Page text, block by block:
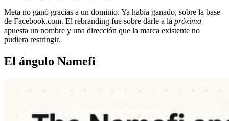
Meta no ganó gracias a un dominio. Ya había ganado, sobre la base
de Facebook.com. El rebranding fue sobre darle a la próxima
apuesta un nombre y una dirección que la marca existente no
pudiera restringir.
El ángulo Namefi